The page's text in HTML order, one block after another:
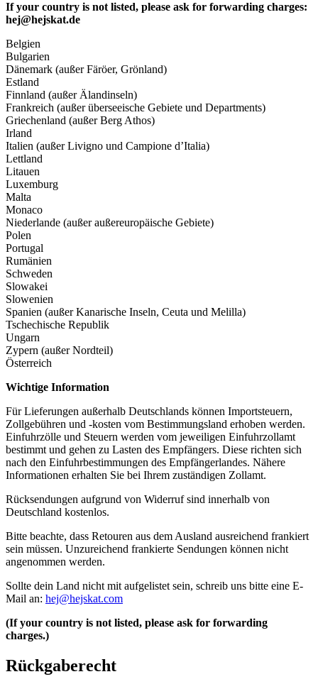
If your country is not listed, please ask for forwarding charges:
hej@hejskat.de
Belgien
Bulgarien
Dänemark (außer Färöer, Grönland)
Estland
Finnland (außer Älandinseln)
Frankreich (außer überseeische Gebiete und Departments)
Griechenland (außer Berg Athos)
Irland
Italien (außer Livigno und Campione d’Italia)
Lettland
Litauen
Luxemburg
Malta
Monaco
Niederlande (außer außereuropäische Gebiete)
Polen
Portugal
Rumänien
Schweden
Slowakei
Slowenien
Spanien (außer Kanarische Inseln, Ceuta und Melilla)
Tschechische Republik
Ungarn
Zypern (außer Nordteil)
Österreich
Wichtige Information
Für Lieferungen außerhalb Deutschlands können Importsteuern,
Zollgebühren und -kosten vom Bestimmungsland erhoben werden.
Einfuhrzölle und Steuern werden vom jeweiligen Einfuhrzollamt
bestimmt und gehen zu Lasten des Empfängers. Diese richten sich
nach den Einfuhrbestimmungen des Empfängerlandes. Nähere
Informationen erhalten Sie bei Ihrem zuständigen Zollamt.
Rücksendungen aufgrund von Widerruf sind innerhalb von
Deutschland kostenlos.
Bitte beachte, dass Retouren aus dem Ausland ausreichend frankiert
sein müssen. Unzureichend frankierte Sendungen können nicht
angenommen werden.
Sollte dein Land nicht mit aufgelistet sein, schreib uns bitte eine E-
Mail an: hej@hejskat.com
(If your country is not listed, please ask for forwarding
charges.)
Rückgaberecht